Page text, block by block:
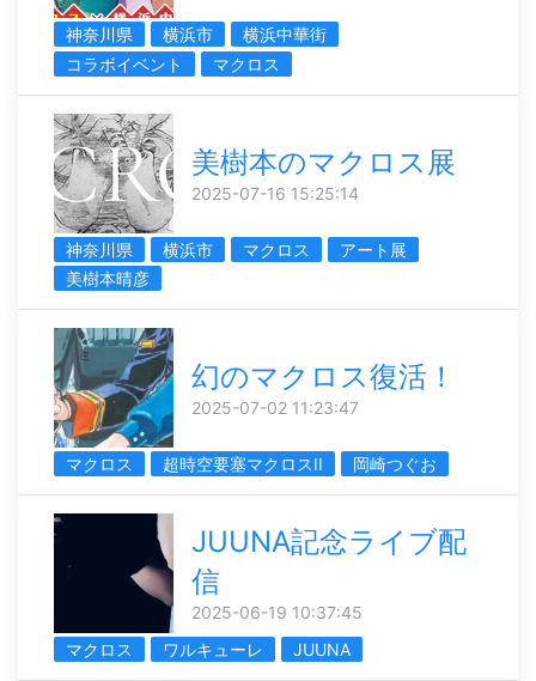
神奈川県 横浜市
横浜中華街
コラボイベント
マクロス
美樹本のマクロス展
2025-07-16 15:25:14
神奈川県 横浜市 マクロス
アート展
美樹本晴彦
幻のマクロス復活！
2025-07-02 11:23:47
マクロス 超時空要塞マクロスII 岡崎つぐお
JUUNA記念ライブ配
信
2025-06-19 10:37:45
マクロス
ワルキューレ JUUNA